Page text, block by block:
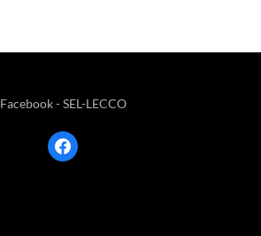
Facebook - SEL-LECCO
facebook